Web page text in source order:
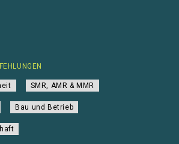
SMR, AMR & MMR
Bau und Betrieb